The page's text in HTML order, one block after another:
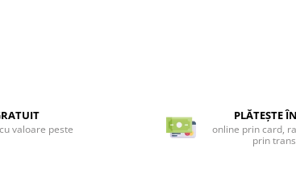
valoare peste
PLĂTEȘTE
online prin card,
prin